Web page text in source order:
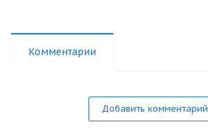
Комментарии
Добавить комментарий